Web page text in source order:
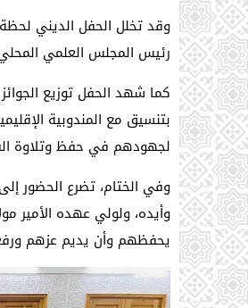
وقد تخلل الحفل الديني
رئيس المجلس العلمي
كما شهد الحفل توزيع
بتنسيق مع المندوبية
لجهودهم في حفظ وتلاوة
وفي الختام، تضرع الحضور
وأيده، ولولي عهده الأمير
يحفظهم وأن يديم عزهم